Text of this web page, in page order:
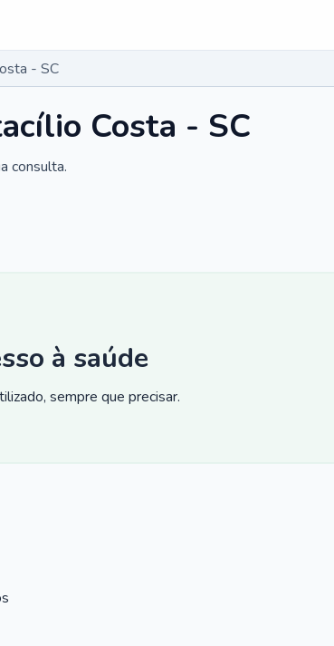
- SC
Costa - SC
consulta.
à saúde
sempre que precisar.